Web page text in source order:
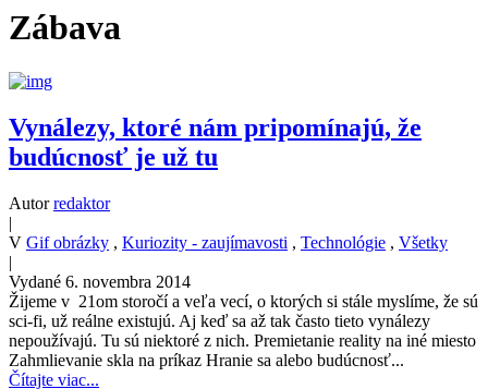
Zábava
Vynálezy, ktoré nám pripomínajú, že
budúcnosť je už tu
Autorredaktor
|
V Gif obrázky , Kuriozity - zaujímavosti , Technológie , Všetky
|
Vydané 6. novembra 2014
Žijeme v 21om storočí a veľa vecí, o ktorých si stále myslíme, že sú
sci-fi, už reálne existujú. Aj keď sa až tak často tieto vynálezy
nepoužívajú. Tu sú niektoré z nich. Premietanie reality na iné miesto
Zahmlievanie skla na príkaz Hranie sa alebo budúcnosť...
Čítajte viac...